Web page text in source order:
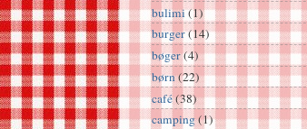
bulimi(1)
burger(14)
bøger(4)
børn(22)
café(38)
camping(1)